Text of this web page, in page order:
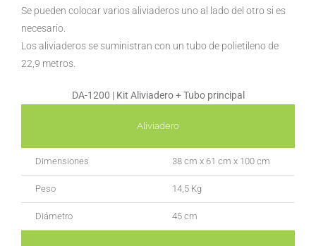
Se pueden colocar varios aliviaderos uno al lado del otro si es
necesario.
Los aliviaderos se suministran con un tubo de polietileno de
22,9 metros.
DA-1200 | Kit Aliviadero + Tubo principal
Aliviadero
Dimensiones 38 cm x 61 cm x 100 cm
Peso 14,5 Kg
Diámetro 45 cm